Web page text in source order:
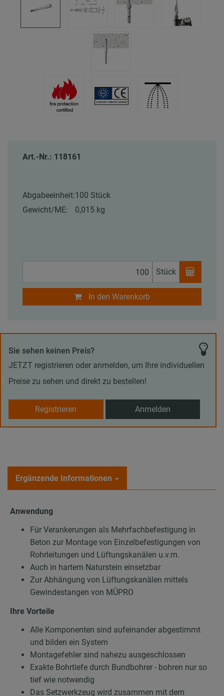
Art.-Nr.: 118161
Abgabeeinheit:100 Stück
Gewicht/ME:
0,015 kg
Stück
In den Warenkorb
Sie sehen keinen Preis?
JETZT registrieren oder anmelden, um Ihre individuellen
Preise zu sehen und direkt zu bestellen!
Registrieren Anmelden
Ergänzende Informationen
Anwendung
Für Verankerungen als Mehrfachbefestigung in
Beton zur Montage von Einzelbefestigungen von
Rohrleitungen und Lüftungskanälen u.v.m.
Auch in hartem Naturstein einsetzbar
Zur Abhängung von Lüftungskanälen mittels
Gewindestangen von MÜPRO
Ihre Vorteile
Alle Komponenten sind aufeinander abgestimmt
und bilden ein System
Montagefehler sind nahezu ausgeschlossen
Exakte Bohrtiefe durch Bundbohrer - bohren nur so
tief wie notwendig
Das Setzwerkzeug wird zusammen mit dem